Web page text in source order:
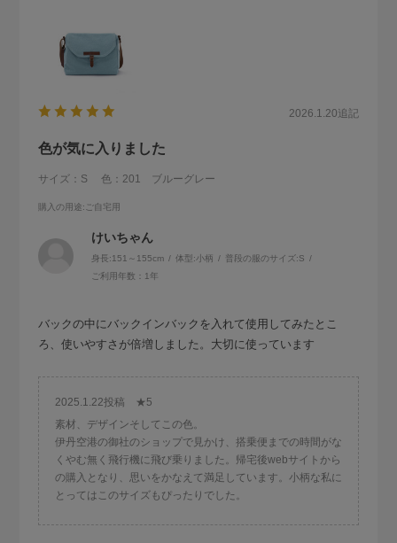
2026.1.20追記
色が気に入りました
サイズ：S 色：201 ブルーグレー
購入の用途:ご自宅用
けいちゃん
身長:151～155cm 体型:小柄 普段の服のサイズ:S
ご利用年数：1年
バックの中にバックインバックを入れて使用してみたとこ
ろ、使いやすさが倍増しました。大切に使っています
2025.1.22投稿 ★5
素材、デザインそしてこの色。
伊丹空港の御社のショップで見かけ、搭乗便までの時間がな
くやむ無く飛行機に飛び乗りました。帰宅後webサイトから
の購入となり、思いをかなえて満足しています。小柄な私に
とってはこのサイズもぴったりでした。